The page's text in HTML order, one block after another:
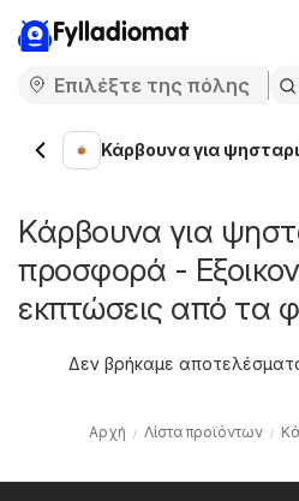
Fylladiomat
Κάρβουνα για
Κάρβουνα για
προσφορά -
εκπτώσεις από τα
Δεν βρήκαμε
Αρχή Λίστα προϊόντων